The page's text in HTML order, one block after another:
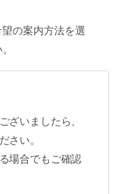
の案内方法を選
ざいましたら、
さい。
場合でもご確認